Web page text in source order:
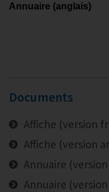
Annuaire (anglais)
Documents
Affiche (version
Affiche (version
Annuaire
Annuaire